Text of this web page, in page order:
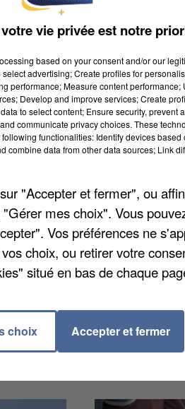
après qu'une
secours ont été mobilisés et
22 ans, blessé, a été
ont dû être relogées par leur
vie privée est notre
based on your consent and/or our
advertising; Create profiles for
performance; Measure content
Develop and improve services; Create
to select content; Ensure security, prevent
communicate privacy choices. These
functionalities: Identify devices
combine data from other data sources; Link
"Accepter et fermer", ou
mes choix". Vous
Vos préférences ne
choix, ou retirer votre
situé en bas de chaque
choix Accepter et fermer